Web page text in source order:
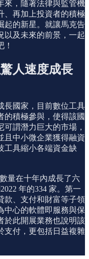
來，隨著法律與監管機
、再加上投資者的積極
起的新星。就讓馬克告
以及未來的前景，一起
人速度成長
長國家，目前數位工具
的積極參與，使得該國
謂潛力巨大的市場，
且中小微企業獲得融資
工具縮小各端資金缺
量在十年內成長了六
年的334 家。第一
款、支付和財富等子領
中心的軟體即服務與保
於此開展業務也說明該
支付，更包括日益複雜